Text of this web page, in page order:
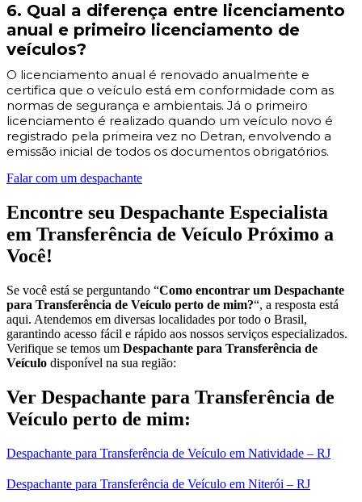
6. Qual a diferença entre licenciamento
anual e primeiro licenciamento de
veículos?
O licenciamento anual é renovado anualmente e
certifica que o veículo está em conformidade com as
normas de segurança e ambientais. Já o primeiro
licenciamento é realizado quando um veículo novo é
registrado pela primeira vez no Detran, envolvendo a
emissão inicial de todos os documentos obrigatórios.
Falar com um despachante
Encontre seu Despachante Especialista
em Transferência de Veículo Próximo a
Você!
Se você está se perguntando “Como encontrar um Despachante
para Transferência de Veículo perto de mim?“, a resposta está
aqui. Atendemos em diversas localidades por todo o Brasil,
garantindo acesso fácil e rápido aos nossos serviços especializados.
Verifique se temos um Despachante para Transferência de
Veículo disponível na sua região:
Ver Despachante para Transferência de
Veículo perto de mim:
Despachante para Transferência de Veículo em Natividade – RJ
Despachante para Transferência de Veículo em Niterói – RJ